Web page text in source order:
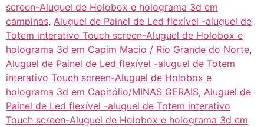
screen-Aluguel de Holobox e holograma 3d em
campinas, Aluguel de Painel de Led flexível -aluguel de
Totem interativo Touch screen-Aluguel de Holobox e
holograma 3d em Capim Macio / Rio Grande do Norte,
Aluguel de Painel de Led flexível -aluguel de Totem
interativo Touch screen-Aluguel de Holobox e
holograma 3d em Capitólio/MINAS GERAIS, Aluguel de
Painel de Led flexível -aluguel de Totem interativo
Touch screen-Aluguel de Holobox e holograma 3d em